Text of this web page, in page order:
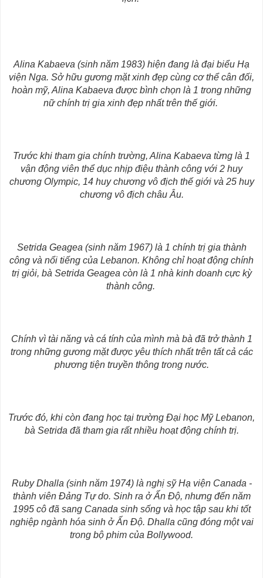
Alina Kabaeva (sinh năm 1983) hiện đang là đại biểu Hạ
viện Nga. Sở hữu gương mặt xinh đẹp cùng cơ thể cân đối,
hoàn mỹ, Alina Kabaeva được bình chọn là 1 trong những
nữ chính trị gia xinh đẹp nhất trên thế giới.
Trước khi tham gia chính trường, Alina Kabaeva từng là 1
vận động viên thể dục nhịp điệu thành công với 2 huy
chương Olympic, 14 huy chương vô địch thế giới và 25 huy
chương vô địch châu Âu.
Setrida Geagea (sinh năm 1967) là 1 chính trị gia thành
công và nổi tiếng của Lebanon. Không chỉ hoạt động chính
trị giỏi, bà Setrida Geagea còn là 1 nhà kinh doanh cực kỳ
thành công.
Chính vì tài năng và cá tính của mình mà bà đã trở thành 1
trong những gương mặt được yêu thích nhất trên tất cả các
phương tiện truyền thông trong nước.
Trước đó, khi còn đang học tại trường Đại học Mỹ Lebanon,
bà Setrida đã tham gia rất nhiều hoạt động chính trị.
Ruby Dhalla (sinh năm 1974) là nghị sỹ Hạ viện Canada -
thành viên Đảng Tự do. Sinh ra ở Ấn Độ, nhưng đến năm
1995 cô đã sang Canada sinh sống và học tập sau khi tốt
nghiệp ngành hóa sinh ở Ấn Độ. Dhalla cũng đóng một vai
trong bộ phim của Bollywood.